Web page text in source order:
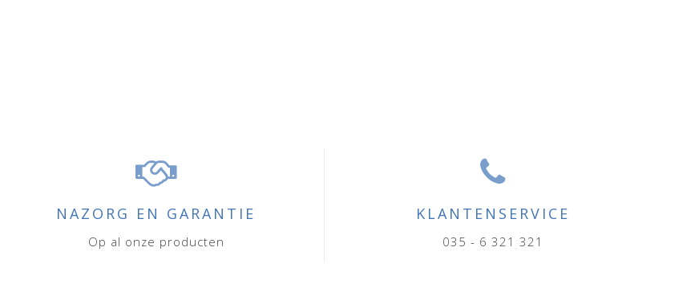
NAZORG EN GARANTIE
Op al onze producten
KLANTENSERVICE
035 - 6 321 321